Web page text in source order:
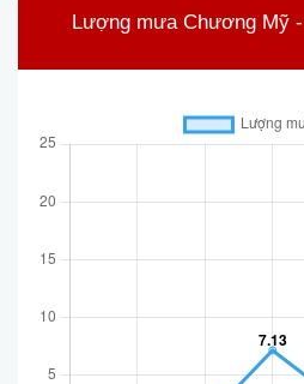
Lượng mưa Chương Mỹ